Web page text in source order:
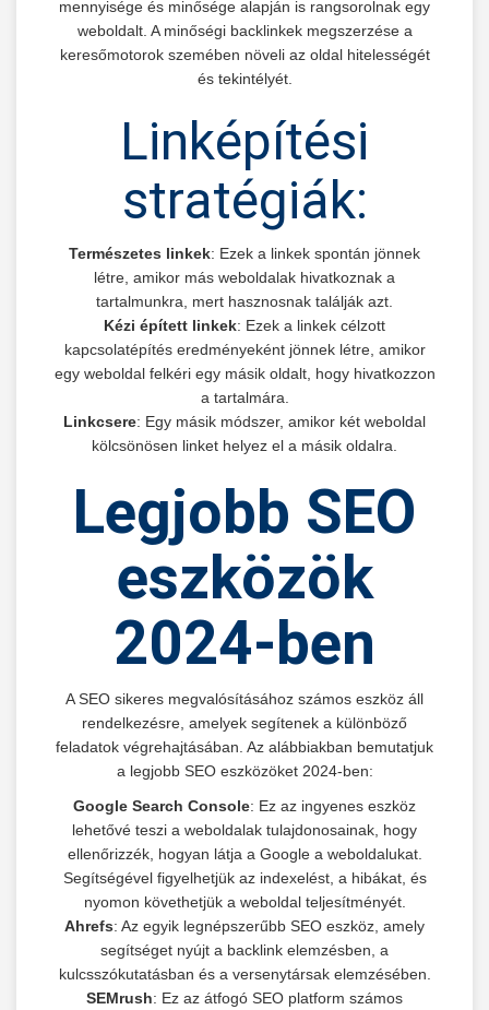
mennyisége és minősége alapján is rangsorolnak egy
weboldalt. A minőségi backlinkek megszerzése a
keresőmotorok szemében növeli az oldal hitelességét
és tekintélyét.
Linképítési
stratégiák:
Természetes linkek: Ezek a linkek spontán jönnek
létre, amikor más weboldalak hivatkoznak a
tartalmunkra, mert hasznosnak találják azt.
Kézi épített linkek: Ezek a linkek célzott
kapcsolatépítés eredményeként jönnek létre, amikor
egy weboldal felkéri egy másik oldalt, hogy hivatkozzon
a tartalmára.
Linkcsere: Egy másik módszer, amikor két weboldal
kölcsönösen linket helyez el a másik oldalra.
Legjobb SEO
eszközök
2024-ben
A SEO sikeres megvalósításához számos eszköz áll
rendelkezésre, amelyek segítenek a különböző
feladatok végrehajtásában. Az alábbiakban bemutatjuk
a legjobb SEO eszközöket 2024-ben:
Google Search Console: Ez az ingyenes eszköz
lehetővé teszi a weboldalak tulajdonosainak, hogy
ellenőrizzék, hogyan látja a Google a weboldalukat.
Segítségével figyelhetjük az indexelést, a hibákat, és
nyomon követhetjük a weboldal teljesítményét.
Ahrefs: Az egyik legnépszerűbb SEO eszköz, amely
segítséget nyújt a backlink elemzésben, a
kulcsszókutatásban és a versenytársak elemzésében.
SEMrush: Ez az átfogó SEO platform számos